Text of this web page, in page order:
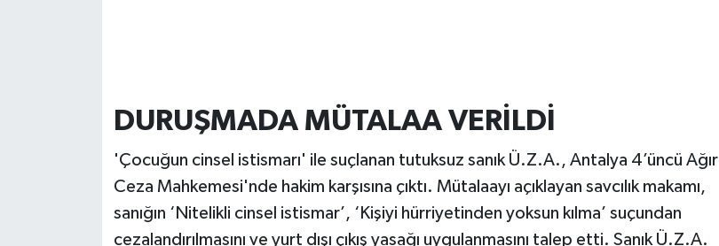
DURUŞMADA MÜTALAA VERİLDİ
'Çocuğun cinsel istismarı' ile suçlanan tutuksuz sanık Ü.Z.A., Antalya 4’üncü Ağır
Ceza Mahkemesi'nde hakim karşısına çıktı. Mütalaayı açıklayan savcılık makamı,
sanığın ‘Nitelikli cinsel istismar’, ‘Kişiyi hürriyetinden yoksun kılma’ suçundan
cezalandırılmasını ve yurt dışı çıkış yasağı uygulanmasını talep etti. Sanık Ü.Z.A.